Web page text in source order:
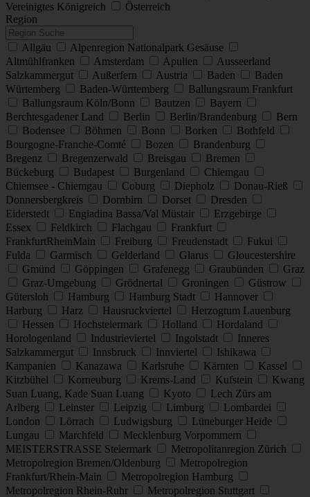
Vereinigtes Königreich
Österreich
Region
Allgäu
Alpenregion Nationalpark Gesäuse
Altmühlfranken
Amsterdam Apulien
Ausseerland
Salzkammergut
Außerfern Austria Baden
Baden
Würtemberg
Baden-Württemberg
Ballungsraum Frankfurt
Ballungsraum Köln/Bonn
Bautzen
Bayern
Berchtesgadener Land
Berlin Berlin/Brandenburg
Bern
Bodensee
Böhmen Bonn Borken
Bothfeld
Bourgogne-Franche-Comté
Bozen
Brandenburg
Bregenz
Bregenzerwald Breisgau
Bremen
Bückeburg
Budapest Burgenland
Chiemgau
Chiemsee - Chiemgau
Coburg Diepholz
Donau-Rieß
Donnersbergkreis
Dornbirn Dorset
Dresden
Eiderstedt
Engiadina Bassa/Val Müstair
Erzgebirge
Essex
Feldkirch Flachgau
Frankfurt
FrankfurtRheinMain
Freiburg Freudenstadt
Fukui
Fulda
Garmisch Gelderland Glarus
Gloucestershire
Gmünd
Göppingen Grafenegg Graubünden
Graz
Graz-Umgebung
Grödnertal Groningen
Güstrow
Gütersloh
Hamburg Hamburg Stadt
Hannover
Harburg
Harz Hausruckviertel
Herzogtum Lauenburg
Hessen
Hochsteiermark Holland
Hordaland
Horologenland
Industrieviertel Ingolstadt
Inneres
Salzkammergut
Innsbruck Innviertel
Ishikawa
Kampanien
Kanazawa Karlsruhe Kärnten
Kassel
Kitzbühel
Korneuburg Krems-Land Kufstein
Kwang
Suan Luang, Kade Suan Luang
Kyoto
Lech Zürs am
Arlberg
Leinster Leipzig Limburg
Lombardei
London
Lörrach Ludwigsburg
Lüneburger Heide
Lungau
Marchfeld
Mecklenburg Vorpommern
MEISTERSTRASSE Steiermark
Metropolitanregion Zürich
Metropolregion Bremen/Oldenburg
Metropolregion
Frankfurt/Rhein-Main
Metropolregion Hamburg
Metropolregion Rhein-Ruhr
Metropolregion Stuttgart